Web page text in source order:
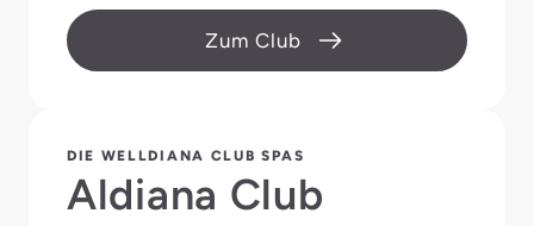
Zum Club
DIE WELLDIANA CLUB SPAS
Aldiana Club